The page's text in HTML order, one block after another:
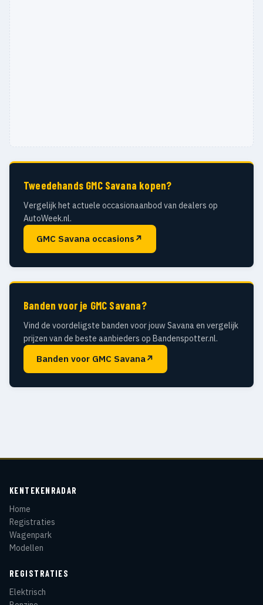
Tweedehands GMC Savana kopen?
Vergelijk het actuele occasionaanbod van dealers op
AutoWeek.nl.
GMC Savana occasions ↗
Banden voor je GMC Savana?
Vind de voordeligste banden voor jouw Savana en vergelijk
prijzen van de beste aanbieders op Bandenspotter.nl.
Banden voor GMC Savana↗
KENTEKENRADAR
Home
Registraties
Wagenpark
Modellen
REGISTRATIES
Elektrisch